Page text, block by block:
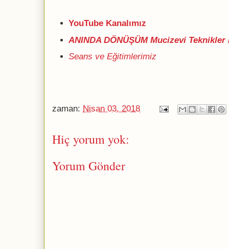
YouTube Kanalımız
ANINDA DÖNÜŞÜM Mucizevi Teknikler
Seans ve Eğitimlerimiz
zaman: Nisan 03, 2018
Hiç yorum yok:
Yorum Gönder